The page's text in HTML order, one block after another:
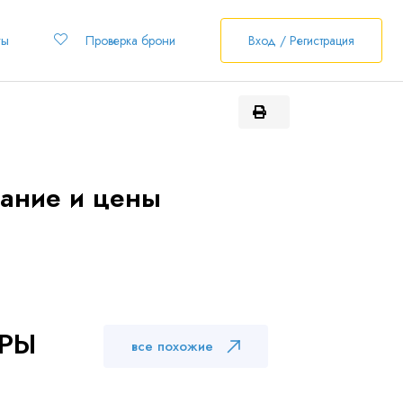
Проверка брони Вход / Регистрация
и цены
все похожие